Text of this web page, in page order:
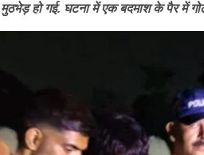
हो गई. घटना में एक बदमाश के पैर में